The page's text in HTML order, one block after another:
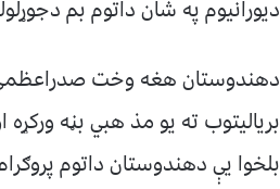
دیورانیوم په شان داتوم بم
برياليتوب ته يو مذ هبي بڼه